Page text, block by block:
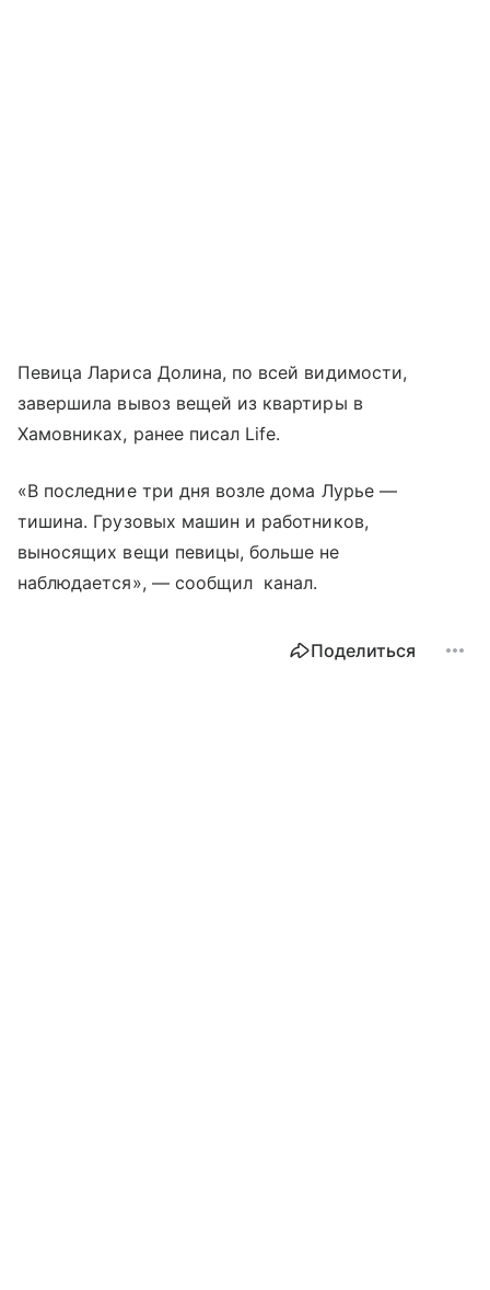
Певица Лариса Долина, по всей видимости,
завершила вывоз вещей из квартиры в
Хамовниках, ранее писал Life.
«В последние три дня возле дома Лурье —
тишина. Грузовых машин и работников,
выносящих вещи певицы, больше не
наблюдается», — сообщил канал.
Поделиться